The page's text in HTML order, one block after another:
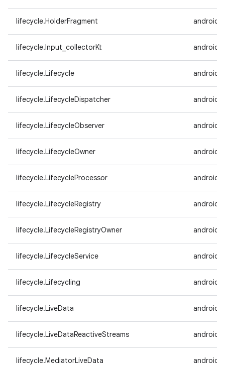
lifecycle.HolderFragment
lifecycle.Input_collectorKt
lifecycle.Lifecycle
lifecycle.LifecycleDispatcher
lifecycle.LifecycleObserver
lifecycle.LifecycleOwner
lifecycle.LifecycleProcessor
lifecycle.LifecycleRegistry
lifecycle.LifecycleRegistryOwner
lifecycle.LifecycleService
lifecycle.Lifecycling
lifecycle.LiveData
lifecycle.LiveDataReactiveStreams
lifecycle.MediatorLiveData